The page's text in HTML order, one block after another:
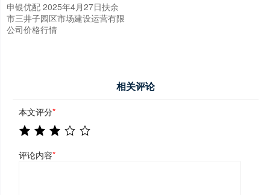
申银优配 2025年4月27日扶余
市三井子园区市场建设运营有限
公司价格行情
相关评论
本文评分*
评论内容*